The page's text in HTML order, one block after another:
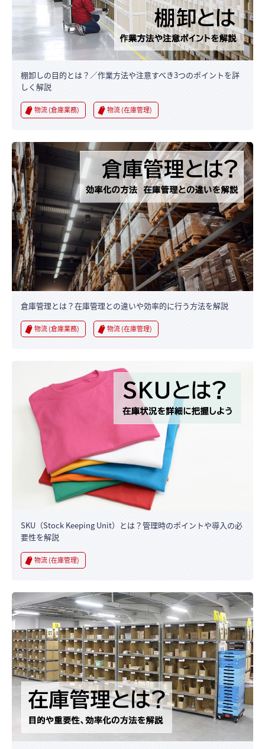
棚卸しの目的とは？／作業方法や注意すべき3つのポイントを詳
しく解説
物流 (倉庫業務) 物流 (在庫管理)
倉庫管理とは？在庫管理との違いや効率的に行う方法を解説
物流 (倉庫業務) 物流 (在庫管理)
SKU（Stock Keeping Unit）とは？管理時のポイントや導入の必
要性を解説
物流 (在庫管理)